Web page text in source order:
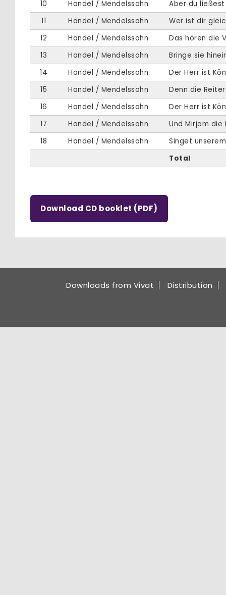
10 Handel / Mendelssohn
Aber du
11
Handel / Mendelssohn
Wer ist dir
12
Handel / Mendelssohn
Das hören die
13
Handel / Mendelssohn
Bringe sie
14
Handel / Mendelssohn
Der Herr ist
15
Handel / Mendelssohn
Denn die
16
Handel / Mendelssohn
Der Herr ist
17
Handel / Mendelssohn
Und Mirjam die
18
Handel / Mendelssohn
Singet
Total
Download CD booklet (PDF)
Downloads from Vivat Distribution